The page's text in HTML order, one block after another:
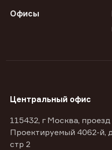
Офисы
Центральный офис
115432, г Москва, проезд
Проектируемый 4062-й,
стр 2